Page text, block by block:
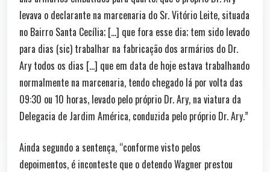
levava o declarante na marcenaria do Sr. Vitório Leite, situada
no Bairro Santa Cecília; […] que fora esse dia; tem sido levado
para dias (sic) trabalhar na fabricação dos armários do Dr.
Ary todos os dias […] que em data de hoje estava trabalhando
normalmente na marcenaria, tendo chegado lá por volta das
09:30 ou 10 horas, levado pelo próprio Dr. Ary, na viatura da
Delegacia de Jardim América, conduzida pelo próprio Dr. Ary.”
Ainda segundo a sentença, “conforme visto pelos
depoimentos, é inconteste que o detendo Wagner prestou